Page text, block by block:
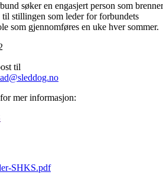
søker en engasjert person som brenner
stillingen som leder for forbundets
som gjennomføres en uke hver sommer.
til
mer informasjon:
SHKS.pdf